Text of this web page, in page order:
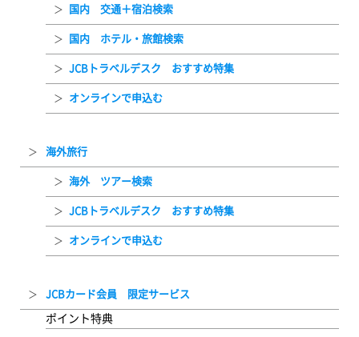
国内 交通＋宿泊検索
国内 ホテル・旅館検索
JCBトラベルデスク おすすめ特集
オンラインで申込む
海外旅行
海外 ツアー検索
JCBトラベルデスク おすすめ特集
オンラインで申込む
JCBカード会員 限定サービス
ポイント特典